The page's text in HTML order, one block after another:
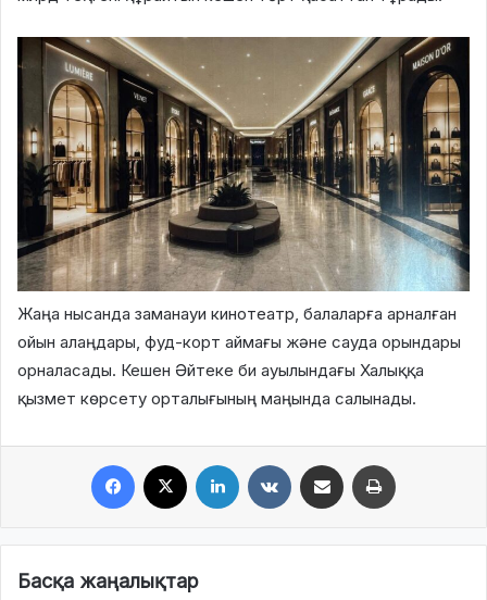
Жаңа нысанда заманауи кинотеатр, балаларға арналған
ойын алаңдары, фуд-корт аймағы және сауда орындары
орналасады. Кешен Әйтеке би ауылындағы Халыққа
қызмет көрсету орталығының маңында салынады.
Басқа жаңалықтар